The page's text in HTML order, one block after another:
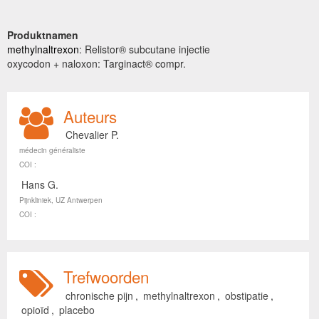
Produktnamen
methylnaltrexon: Relistor® subcutane injectie
oxycodon + naloxon: Targinact® compr.
Auteurs
Chevalier P.
médecin généraliste
COI :
Hans G.
Pijnkliniek, UZ Antwerpen
COI :
Trefwoorden
chronische pijn , methylnaltrexon , obstipatie ,
opioïd , placebo